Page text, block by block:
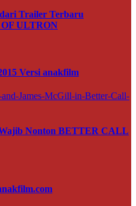
Trailer Terbaru
ULTRON
Versi anakfilm
Nonton BETTER CALL